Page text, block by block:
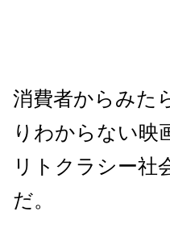
消費者からみた
りわからない映
リトクラシー社
だ。